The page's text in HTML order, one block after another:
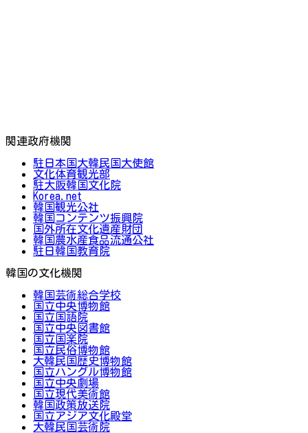
関連政府機関
駐日本国大韓民国大使館
文化体育観光部
駐大阪韓国文化院
Korea.net
韓国観光公社
韓国コンテンツ振興院
国外所在文化遺産財団
韓国農水産食品流通公社
駐日韓国教育院
韓国の文化機関
韓国芸術総合学校
国立中央博物館
国立国語院
国立中央図書館
国立国楽院
国立民俗博物館
大韓民国歴史博物館
国立ハングル博物館
国立中央劇場
国立現代美術館
韓国政策放送院
国立アジア文化殿堂
大韓民国芸術院